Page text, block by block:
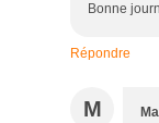
Bonne
Répondre
M